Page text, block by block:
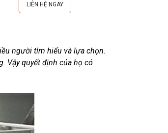
LIÊN HỆ NGAY
người tìm hiểu và lựa chọn.
Vậy quyết định của họ có